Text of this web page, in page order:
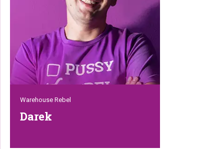
in zijn broekzak voor de flauwe grappen.
Warehouse Rebel
Darek